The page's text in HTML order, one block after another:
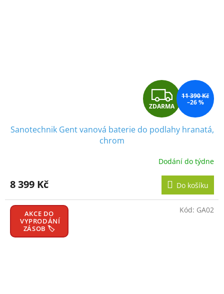
Z
D
A
R
M
A
ZDARMA
11 390 Kč
–26 %
Sanotechnik Gent vanová baterie do podlahy hranatá,
chrom
Dodání do týdne
8 399 Kč Do košíku
AKCE DO
VYPRODÁNÍ
ZÁSOB 🏷️
Kód: GA02